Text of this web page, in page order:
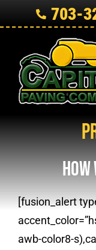
to
703-
Home
Services
Request a
Photo Gallery
How
[fusion_alert
awb-color8-